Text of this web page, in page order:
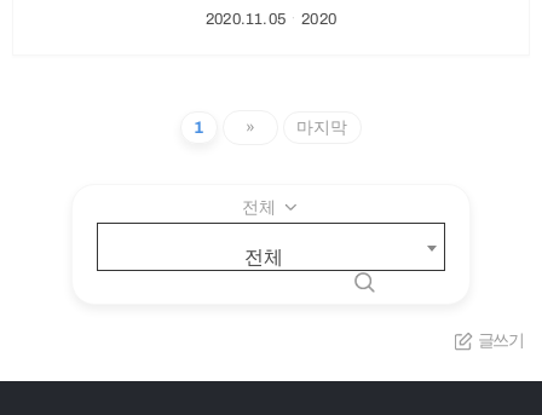
2020.11.05ㆍ2020
1 » 마지막
전체
전체
글쓰기